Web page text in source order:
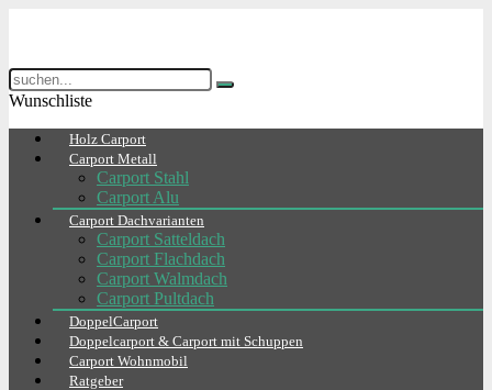
Wunschliste
Holz Carport
Carport Metall
Carport Stahl
Carport Alu
Carport Dachvarianten
Carport Satteldach
Carport Flachdach
Carport Walmdach
Carport Pultdach
DoppelCarport
Doppelcarport & Carport mit Schuppen
Carport Wohnmobil
Ratgeber